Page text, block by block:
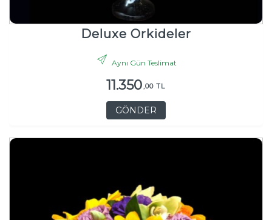
Deluxe Orkideler
Aynı Gün Teslimat
11.350,00 TL
GÖNDER